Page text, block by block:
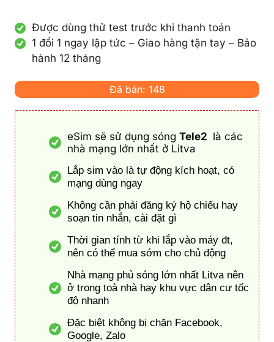
Được dùng thử test trước khi thanh toán
1 đổi 1 ngay lập tức – Giao hàng tận tay – Bảo
hành 12 tháng
Đã bán: 148
eSim sẽ sử dụng sóng Tele2 là các
nhà mạng lớn nhất ở Litva
Lắp sim vào là tự động kích hoạt, có
mạng dùng ngay
Không cần phải đăng ký hộ chiếu hay
soạn tin nhắn, cài đặt gì
Thời gian tính từ khi lắp vào máy đt,
nên có thể mua sớm cho chủ động
Nhà mạng phủ sóng lớn nhất Litva nên
ở trong toà nhà hay khu vực dân cư tốc
độ nhanh
Đặc biệt không bị chặn Facebook,
Google, Zalo